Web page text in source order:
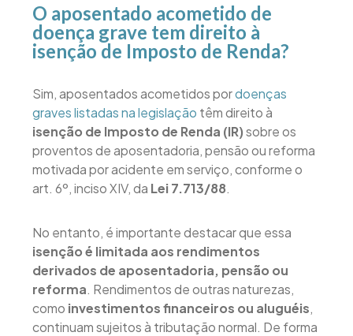
O aposentado acometido de
doença grave tem direito à
isenção de Imposto de Renda?
Sim, aposentados acometidos pordoenças
graves listadas na legislação têm direito à
isenção de Imposto de Renda (IR)sobre os
proventos de aposentadoria, pensão ou reforma
motivada por acidente em serviço, conforme o
art. 6º, inciso XIV, da Lei 7.713/88.
No entanto, é importante destacar que essa
isenção é limitada aos rendimentos
derivados de aposentadoria, pensão ou
reforma. Rendimentos de outras naturezas,
como investimentos financeiros ou aluguéis,
continuam sujeitos à tributação normal. De forma